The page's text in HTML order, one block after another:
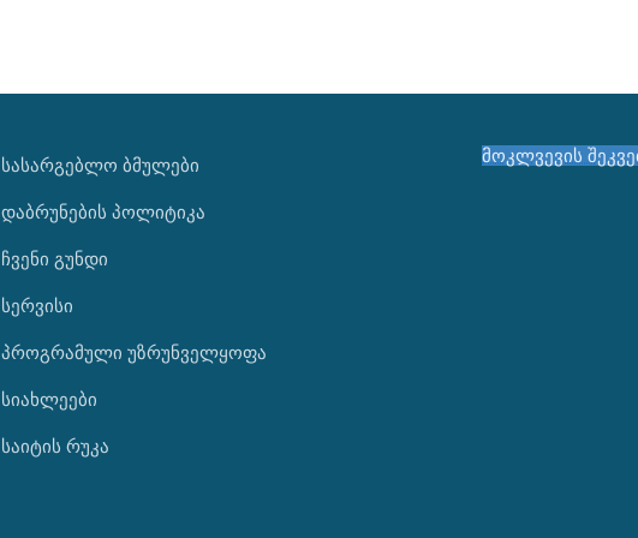
ᲡᲐᲡᲐᲠᲒᲔᲑᲚᲝ ᲑᲛᲣᲚᲔᲑᲘ
დაბრუნების პოლიტიკა
ჩვენი გუნდი
სერვისი
პროგრამული უზრუნველყოფა
სიახლეები
საიტის რუკა
მოკლვევის